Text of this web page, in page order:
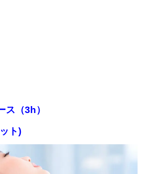
ス（3h）
ト)